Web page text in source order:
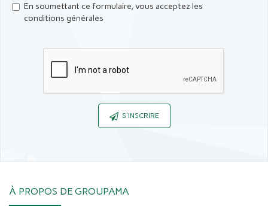
En soumettant ce formulaire, vous acceptez les
conditions générales
S'INSCRIRE
À PROPOS DE GROUPAMA